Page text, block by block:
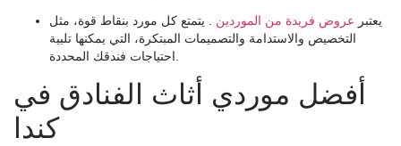
يعتبر عروض فريدة من الموردين
. يتمتع كل مورد بنقاط قوة، مثل
التخصيص والاستدامة والتصميمات المبتكرة، التي يمكنها تلبية
أفضل موردي أثاث الفنادق في
كندا